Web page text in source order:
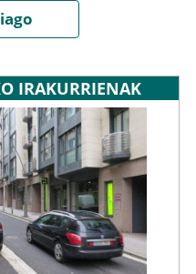
IRAKURRIENAK